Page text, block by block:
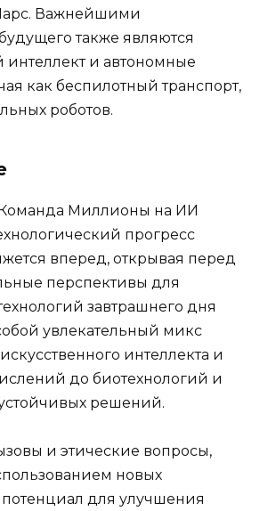
Важнейшими
также являются
интеллект и автономные
как беспилотный транспорт,
роботов.
Миллионы на ИИ
прогресс
вперед, открывая перед
перспективы для
завтрашнего дня
увлекательный микс
интеллекта и
до биотехнологий и
решений.
и этические вопросы,
новых
потенциал для улучшения